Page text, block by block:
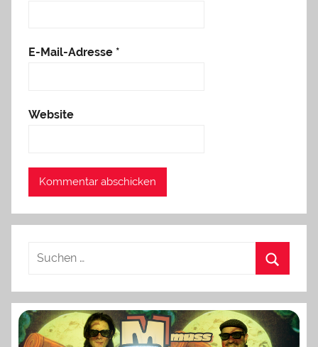
E-Mail-Adresse *
Website